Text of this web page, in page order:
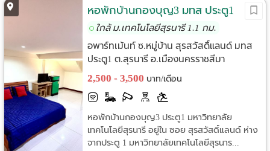
พัก
เดือน
ห้อง
พัก
ราย
หอพักบ้านกองบุญ3 มทส ประตู1
ใกล้ ม.เทคโนโลยีสุรนารี 1.1 กม.
อพาร์ทเม้นท์ ซ.หมู่บ้าน สุรสวัสดิ์แลนด์ มทส
ประตู1 ต.สุรนารี อ.เมืองนครราชสีมา
2,500 - 3,500 บาท/เดือน
หอพักบ้านกองบุญ3 ประตู1 มหาวิทยาลัย
เทคโนโลยีสุรนารี อยู่ใน ซอย สุรสวัสดิ์แลนด์ ห่าง
จากประตู 1 มหาวิทยาลัยเทคโนโลยีสุรนาร...